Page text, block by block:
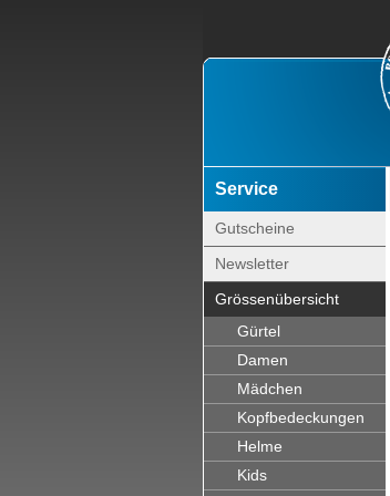
Service
Gutscheine
Newsletter
Grössenübersicht
Gürtel
Damen
Mädchen
Kopfbedeckungen
Helme
Kids